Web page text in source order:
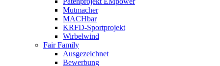
Mutmacher
MACHbar
KRFD-Sportprojekt
Wirbelwind
Fair Family
Ausgezeichnet
Bewerbung